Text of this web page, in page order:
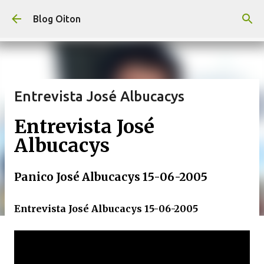
Pular para o conteúdo principal
Blog Oiton
Entrevista José Albucacys
Entrevista José
Albucacys
Panico José Albucacys 15-06-2005
Entrevista José Albucacys 15-06-2005